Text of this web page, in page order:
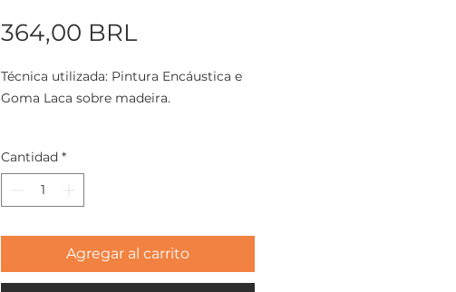
364,00 BRLPrecio
Técnica utilizada: Pintura Encáustica e
Goma Laca sobre madeira.
ACNogueira 2021
Cantidad *
Agregar al carrito